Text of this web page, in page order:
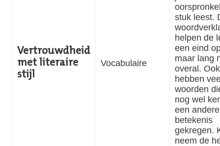
Vertrouwdheid
met literaire
stijl
Vocabulaire
stuk leest.
helpen de
een eind
maar lang
overal. Ook
hebben
woorden
nog wel
een andere
betekenis
gekregen.
neem de